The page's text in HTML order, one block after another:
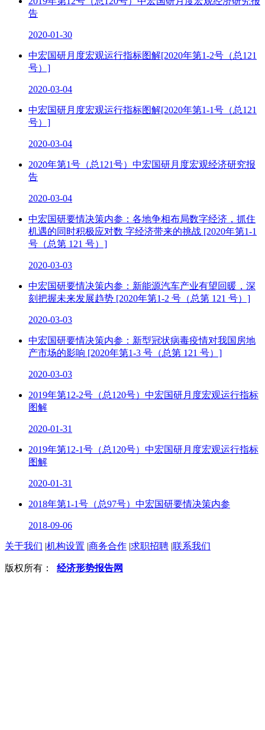
告
2020-01-30
中宏国研月度宏观运行指标图解[2020年第1-2号（总121
号）]
2020-03-04
中宏国研月度宏观运行指标图解[2020年第1-1号（总121
号）]
2020-03-04
2020年第1号（总121号）中宏国研月度宏观经济研究报
告
2020-03-04
中宏国研要情决策内参：各地争相布局数字经济，抓住
机遇的同时积极应对数 字经济带来的挑战 [2020年第1-1
号（总第 121 号）]
2020-03-03
中宏国研要情决策内参：新能源汽车产业有望回暖，深
刻把握未来发展趋势 [2020年第1-2 号（总第 121 号）]
2020-03-03
中宏国研要情决策内参：新型冠状病毒疫情对我国房地
产市场的影响 [2020年第1-3 号（总第 121 号）]
2020-03-03
2019年第12-2号（总120号）中宏国研月度宏观运行指标
图解
2020-01-31
2019年第12-1号（总120号）中宏国研月度宏观运行指标
图解
2020-01-31
2018年第1-1号（总97号）中宏国研要情决策内参
2018-09-06
关于我们 |机构设置 |商务合作 |求职招聘 |联系我们
版权所有： 经济形势报告网